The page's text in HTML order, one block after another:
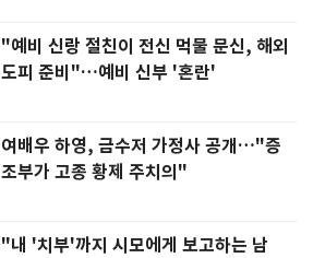
"예비 신랑 절친이 전신 먹물 문신, 해외
도피 준비"…예비 신부 '혼란'
여배우 하영, 금수저 가정사 공개…"증
조부가 고종 황제 주치의"
"내 '치부'까지 시모에게 보고하는 남